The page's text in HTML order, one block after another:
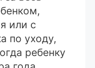
или с
по уходу,
ребенку